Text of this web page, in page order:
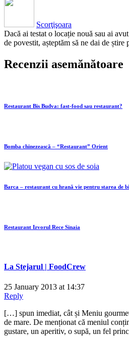
Scorţişoara
Dacă ai testat o locație nouă sau ai
de povestit, așteptăm să ne dai de știre
Recenzii asemănătoare
Restaurant Bis Budva: fast-food sau restaurant?
Bomba chinezească – “Restaurant” Orient
Barca – restaurant cu hrană vie pentru starea de
Restaurant Izvorul Rece Sinaia
La Stejarul | FoodCrew
25 January 2013 at 14:37
Reply
[…] spun imediat, cât și Meniu
de mare. De menționat că meniul
gustare, un aperitiv, o supă, un fel